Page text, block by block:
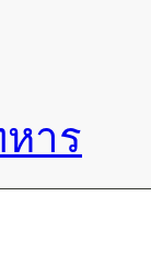
าร